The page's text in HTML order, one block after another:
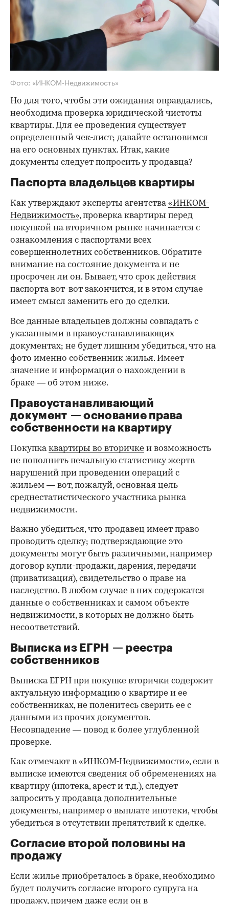
Фото: «ИНКОМ-Недвижимость»
Но для того, чтобы эти ожидания оправдались,
необходима проверка юридической чистоты
квартиры. Для ее проведения существует
определенный чек-лист; давайте остановимся
на его основных пунктах. Итак, какие
документы следует попросить у продавца?
Паспорта владельцев квартиры
Как утверждают эксперты агентства«ИНКОМ-
Недвижимость», проверка квартиры перед
покупкой на вторичном рынке начинается с
ознакомления с паспортами всех
совершеннолетних собственников. Обратите
внимание на состояние документа и не
просрочен ли он. Бывает, что срок действия
паспорта вот-вот закончится, и в этом случае
имеет смысл заменить его до сделки.
00:00 02:03
Все данные владельцев должны совпадать с
указанными в правоустанавливающих
документах; не будет лишним убедиться, что на
фото именно собственник жилья. Имеет
значение и информация о нахождении в
браке — об этом ниже.
Правоустанавливающий
документ — основание права
собственности на квартиру
Покупкаквартиры во вторичке и возможность
не пополнить печальную статистику жертв
нарушений при проведении операций с
жильем — вот, пожалуй, основная цель
среднестатистического участника рынка
недвижимости.
Важно убедиться, что продавец имеет право
проводить сделку; подтверждающие это
документы могут быть различными, например
договор купли-продажи, дарения, передачи
(приватизация), свидетельство о праве на
наследство. В любом случае в них содержатся
данные о собственниках и самом объекте
недвижимости, в которых не должно быть
несоответствий.
Выписка из ЕГРН — реестра
собственников
Выписка ЕГРН при покупке вторички содержит
актуальную информацию о квартире и ее
собственниках, не поленитесь сверить ее с
данными из прочих документов.
Несовпадение — повод к более углубленной
проверке.
Как отмечают в «ИНКОМ-Недвижимости», если в
выписке имеются сведения об обременениях на
квартиру (ипотека, арест и т.д.), следует
запросить у продавца дополнительные
документы, например о выплате ипотеки, чтобы
убедиться в отсутствии препятствий к сделке.
Согласие второй половины на
продажу
Если жилье приобреталось в браке, необходимо
будет получить согласие второго супруга на
продажу, причем даже если он в